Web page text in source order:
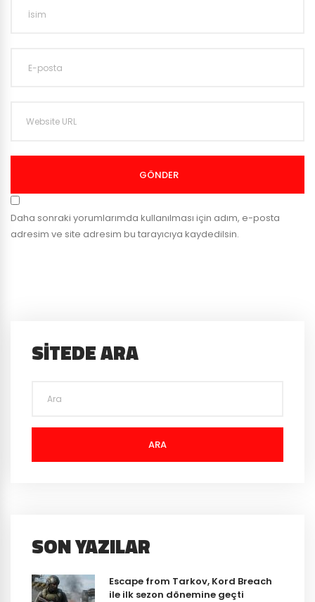
GÖNDER
Daha sonraki yorumlarımda kullanılması için adım, e-posta
adresim ve site adresim bu tarayıcıya kaydedilsin.
SITEDE ARA
ARA
SON YAZILAR
Escape from Tarkov, Kord Breach
ile ilk sezon dönemine geçti